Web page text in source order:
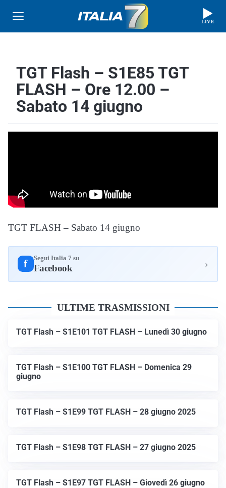
LIVE
TGT Flash – S1E85 TGT
FLASH – Ore 12.00 –
Sabato 14 giugno
TGT FLASH – Sabato 14 giugno
f Segui Italia 7 su
Facebook ›
ULTIME TRASMISSIONI
TGT Flash – S1E101 TGT FLASH – Lunedì 30 giugno
TGT Flash – S1E100 TGT FLASH – Domenica 29
giugno
TGT Flash – S1E99 TGT FLASH – 28 giugno 2025
TGT Flash – S1E98 TGT FLASH – 27 giugno 2025
TGT Flash – S1E97 TGT FLASH – Giovedì 26 giugno